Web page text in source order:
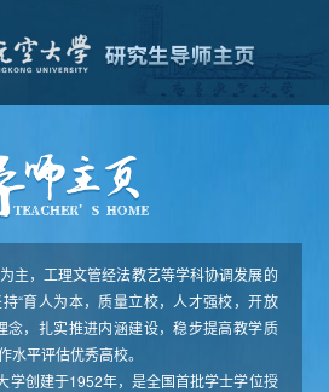
主，工理文管经法教艺等学科协调发展的
“育人为本，质量立校，人才强校，开放
念，扎实推进内涵建设，稳步提高教学质
水平评估优秀高校。
创建于1952年，是全国首批学士学位授